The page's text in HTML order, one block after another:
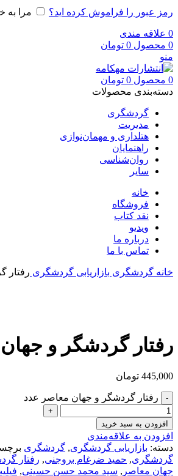
رمز عبور را فراموش کرده اید؟ مرا به
0 علاقه مندی
0 محصول 0 تومان
منو
0 محصول 0 تومان
دسته‌بندی محصولات
گردشگری
مدیریت
هتلداری و مهمان‌نوازی
راهنمایان
روان‌شناسی
سایر
خانه
فروشگاه
نقد کتاب
ویدیو
درباره‌ ما
تماس با ما
خانه گردشگری بازاریابی گردشگری رفتار
رفتار گردشگر و
445,000 تومان
رفتار گردشگر و جهان معاصر عدد
افزودن به سبد خرید
افزودن به علاقه‌مندی
دسته: بازاریابی گردشگری, گردشگری
گردشگری, حمید ضرغام بروجنی, رفتار
جهان معاصر , سید محمد حسن حسینی,